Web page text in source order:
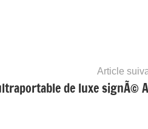
Article
de luxe signÃ©